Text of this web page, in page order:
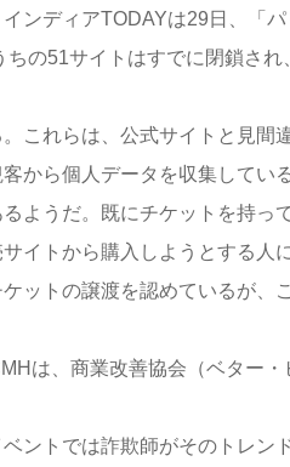
ンディアTODAYは29日、「
の51サイトはすでに閉鎖さ
これらは、公式サイトと見間
から個人データを収集してい
ようだ。既にチケットを持っ
イトから購入しようとする人
ットの譲渡を認めているが、
は、商業改善協会（ベター・
ントでは詐欺師がそのトレン